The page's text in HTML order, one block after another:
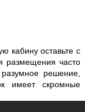
кабину оставьте с
размещения часто
решение,
имеет скромные